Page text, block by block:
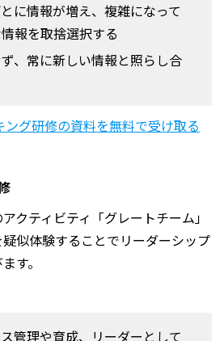
に情報が増え、複雑になって
報を取捨選択する
、常に新しい情報と照らし合
グ研修の資料を無料で受け取る
クティビティ「グレートチーム」
似体験することでリーダーシップ
す。
管理や育成、リーダーとして